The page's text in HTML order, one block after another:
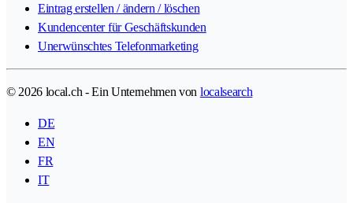
Eintrag erstellen / ändern / löschen
Kundencenter für Geschäftskunden
Unerwünschtes Telefonmarketing
© 2026 local.ch - Ein Unternehmen von localsearch
DE
EN
FR
IT